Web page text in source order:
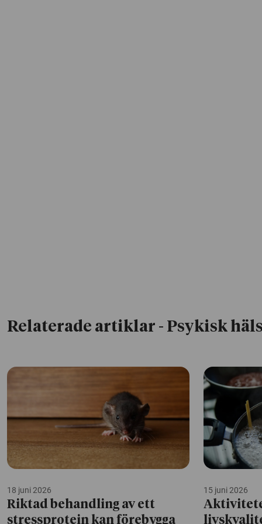
Relaterade artiklar - Psykisk
18 juni 2026
Riktad behandling av ett
stressprotein kan förebygga
15 juni 2026